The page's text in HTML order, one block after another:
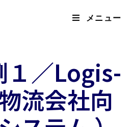
メニュー
１／Logis-
流会社向